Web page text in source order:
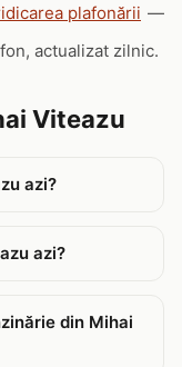
plafonării —
actualizat zilnic.
Viteazu
azi?
azi?
din Mihai